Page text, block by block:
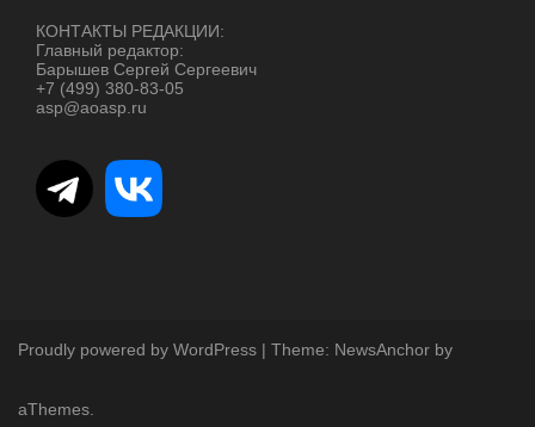
КОНТАКТЫ РЕДАКЦИИ:
Главный редактор:
Барышев Сергей Сергеевич
+7 (499) 380-83-05
asp@aoasp.ru
Proudly powered by WordPress | Theme: NewsAnchor by
aThemes.